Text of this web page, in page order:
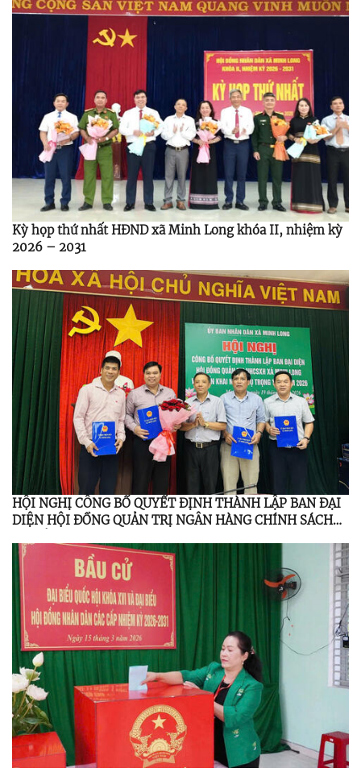
Kỳ họp thứ nhất HĐND xã Minh Long khóa II, nhiệm kỳ
2026 – 2031
HỘI NGHỊ CÔNG BỐ QUYẾT ĐỊNH THÀNH LẬP BAN ĐẠI
DIỆN HỘI ĐỒNG QUẢN TRỊ NGÂN HÀNG CHÍNH SÁCH